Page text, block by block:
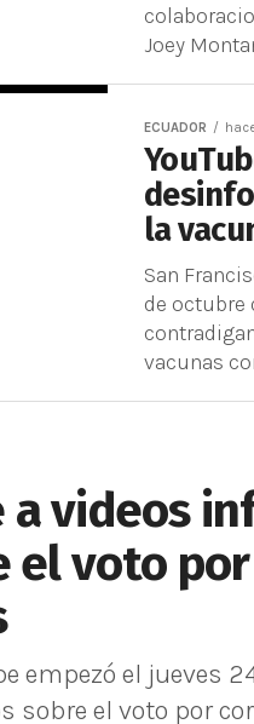
Joey
ECUADOR
la
San
de octubre
vacunas
a videos
el voto
empezó el jueves
el voto por